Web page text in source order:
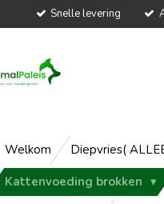
Snelle levering
Welkom Diepvries(
Kattenvoeding brokken